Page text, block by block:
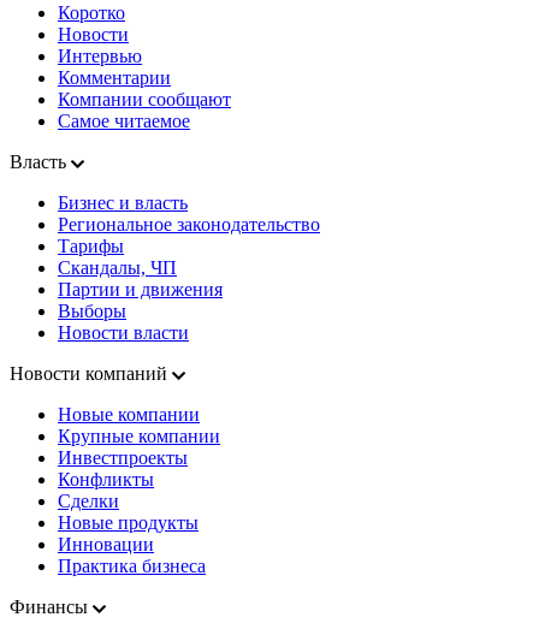
Коротко
Новости
Интервью
Комментарии
Компании сообщают
Самое читаемое
Власть
Бизнес и власть
Региональное законодательство
Тарифы
Скандалы, ЧП
Партии и движения
Выборы
Новости власти
Новости компаний
Новые компании
Крупные компании
Инвестпроекты
Конфликты
Сделки
Новые продукты
Инновации
Практика бизнеса
Финансы